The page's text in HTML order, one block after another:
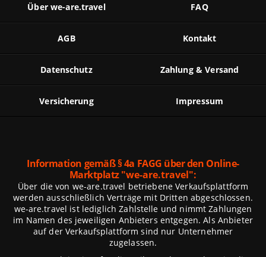
Über we-are.travel FAQ
AGB Kontakt
Datenschutz Zahlung & Versand
Versicherung Impressum
Information gemäß § 4a FAGG über den Online-
Marktplatz"we-are.travel":
Über die von we-are.travel betriebene Verkaufsplattform
werden ausschließlich Verträge mit Dritten abgeschlossen.
we-are.travel ist lediglich Zahlstelle und nimmt Zahlungen
im Namen des jeweiligen Anbieters entgegen. Als Anbieter
auf der Verkaufsplattform sind nur Unternehmer
zugelassen.